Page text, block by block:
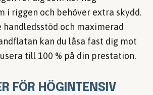
i riggen och behöver extra skydd.
och maximerad
kan du låsa fast dig mot
till 100 % på din prestation.
FÖR HÖGINTENSIV